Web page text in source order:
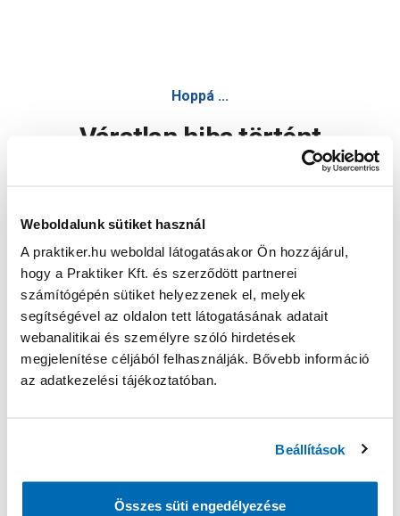
Weboldalunk sütiket használ
A praktiker.hu weboldal látogatásakor Ön hozzájárul,
hogy a Praktiker Kft. és szerződött partnerei
számítógépén sütiket helyezzenek el, melyek
segítségével az oldalon tett látogatásának adatait
webanalitikai és személyre szóló hirdetések
megjelenítése céljából felhasználják. Bővebb információ
az adatkezelési tájékoztatóban.
Beállítások
Összes süti engedélyezése
Hoppá ...
Váratlan hiba történt
Oldal újratöltése